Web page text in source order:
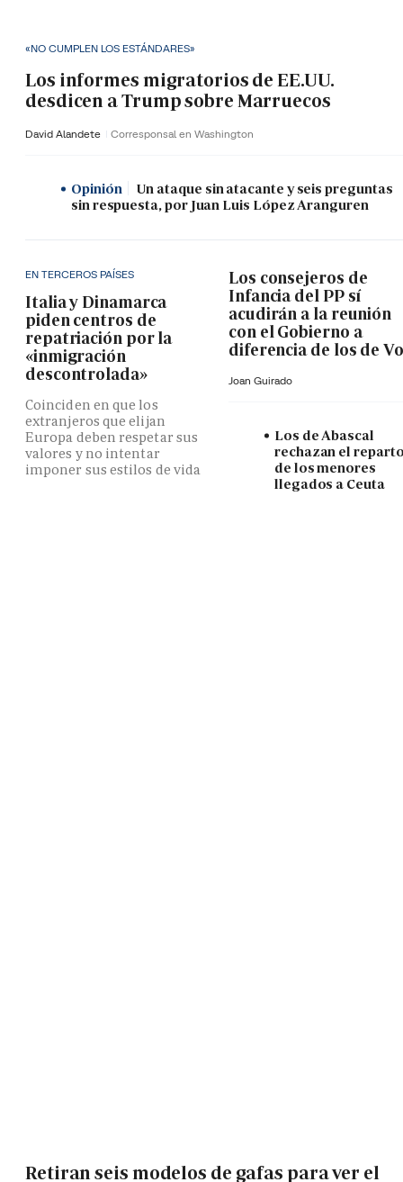
«NO CUMPLEN LOS ESTÁNDARES»
Los informes migratorios de EE.UU.
desdicen a Trump sobre Marruecos
David Alandete Corresponsal en Washington
Opinión
Un ataque sin atacante y seis preguntas
sin respuesta, por Juan Luis López Aranguren
EN TERCEROS PAÍSES
Italia y Dinamarca
piden centros de
repatriación por la
«inmigración
descontrolada»
Coinciden en que los
extranjeros que elijan
Europa deben respetar sus
valores y no intentar
imponer sus estilos de vida
Los consejeros de
Infancia del PP sí
acudirán a la reunión
con el Gobierno a
diferencia de los de
Joan Guirado
Los de Abascal
rechazan el
de los menores
llegados a Ceuta
Retiran seis modelos de gafas para ver el